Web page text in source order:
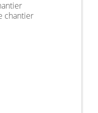
chantier